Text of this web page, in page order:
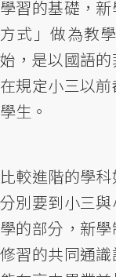
學習的基礎，
方式」做為教
始，是以國語
在規定小三以
學生。
比較進階的學
分別要到小三
學的部分，新
修習的共同通